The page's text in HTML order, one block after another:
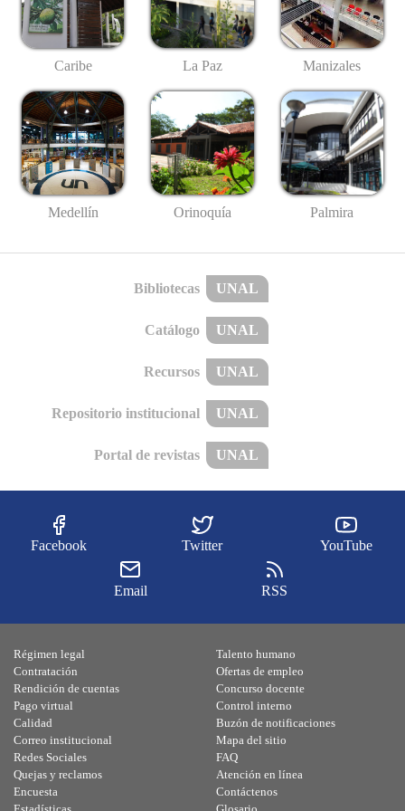
Caribe La Paz Manizales
Medellín Orinoquía Palmira
Bibliotecas UNAL
Catálogo UNAL
Recursos UNAL
Repositorio institucional UNAL
Portal de revistas UNAL
Facebook Twitter YouTube
Email RSS
Régimen legal
Contratación
Rendición de cuentas
Pago virtual
Calidad
Talento humano
Ofertas de empleo
Concurso docente
Control interno
Buzón de notificaciones
Correo institucional
Redes Sociales
Quejas y reclamos
Encuesta
Mapa del sitio
FAQ
Atención en línea
Contáctenos